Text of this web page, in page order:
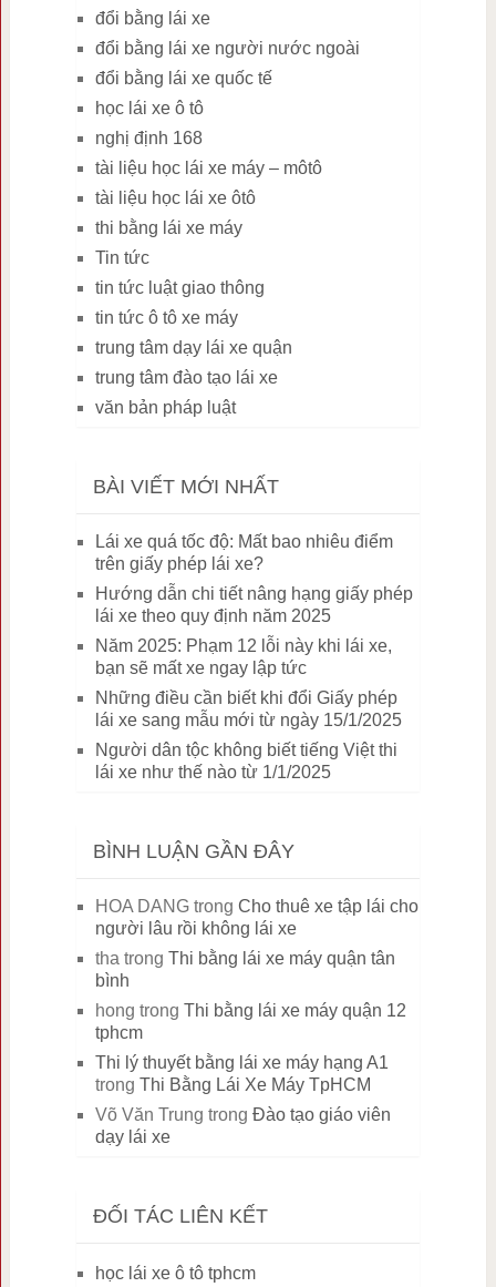
đổi bằng lái xe
đổi bằng lái xe người nước ngoài
đổi bằng lái xe quốc tế
học lái xe ô tô
nghị định 168
tài liệu học lái xe máy – môtô
tài liệu học lái xe ôtô
thi bằng lái xe máy
Tin tức
tin tức luật giao thông
tin tức ô tô xe máy
trung tâm dạy lái xe quận
trung tâm đào tạo lái xe
văn bản pháp luật
BÀI VIẾT MỚI NHẤT
Lái xe quá tốc độ: Mất bao nhiêu điểm
trên giấy phép lái xe?
Hướng dẫn chi tiết nâng hạng giấy phép
lái xe theo quy định năm 2025
Năm 2025: Phạm 12 lỗi này khi lái xe,
bạn sẽ mất xe ngay lập tức
Những điều cần biết khi đổi Giấy phép
lái xe sang mẫu mới từ ngày 15/1/2025
Người dân tộc không biết tiếng Việt thi
lái xe như thế nào từ 1/1/2025
BÌNH LUẬN GẦN ĐÂY
HOA DANGtrong Cho thuê xe tập lái cho
người lâu rồi không lái xe
thatrong Thi bằng lái xe máy quận tân
bình
hong trong Thi bằng lái xe máy quận 12
tphcm
Thi lý thuyết bằng lái xe máy hạng A1
trong Thi Bằng Lái Xe Máy TpHCM
Võ Văn Trung trong Đào tạo giáo viên
dạy lái xe
ĐỐI TÁC LIÊN KẾT
học lái xe ô tô tphcm